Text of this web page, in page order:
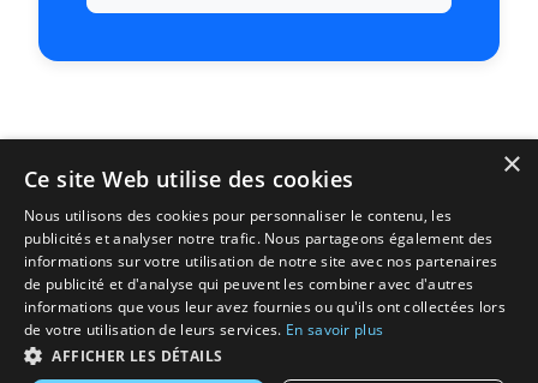
SupZen— Ton copilote d'orientation | 100% gratuit
Explorer les formations
Conseils Parcoursup
Documentation
Qui sommes-nous
Transparence IA
CGU
Mentions légales
Protection des données
×
Ce site Web utilise des cookies
Nous utilisons des cookies pour personnaliser le contenu, les
publicités et analyser notre trafic. Nous partageons également des
informations sur votre utilisation de notre site avec nos partenaires
de publicité et d'analyse qui peuvent les combiner avec d'autres
informations que vous leur avez fournies ou qu'ils ont collectées lors
de votre utilisation de leurs services. En savoir plus
AFFICHER LES DÉTAILS